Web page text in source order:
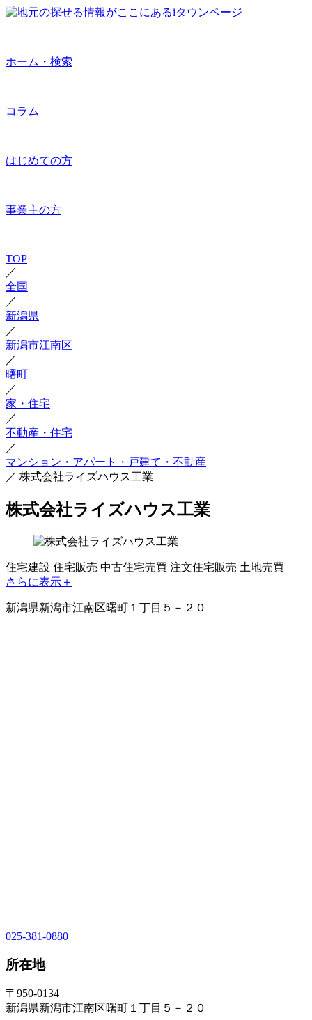
ホーム・検索
コラム
はじめての方
事業主の方
TOP
／
全国
／
新潟県
／
新潟市江南区
／
曙町
／
家・住宅
／
不動産・住宅
／
マンション・アパート・戸建て・不動産
／ 株式会社ライズハウス工業
株式会社ライズハウス工業
住宅建設 住宅販売 中古住宅売買 注文住宅販売 土地売買
さらに表示＋
新潟県新潟市江南区曙町１丁目５－２０
025-381-0880
所在地
〒950-0134
新潟県新潟市江南区曙町１丁目５－２０